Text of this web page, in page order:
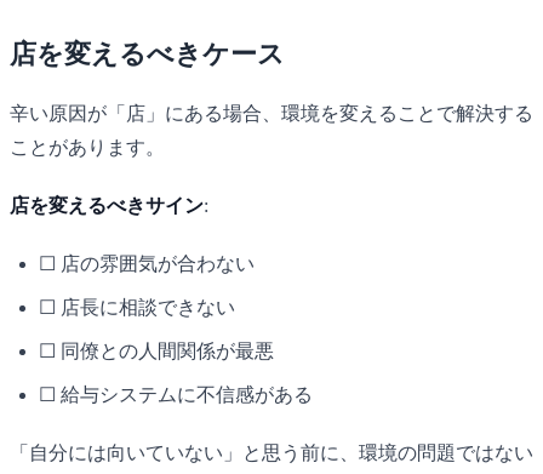
店を変えるべきケース
辛い原因が「店」にある場合、環境を変えることで解決する
ことがあります。
店を変えるべきサイン:
☐ 店の雰囲気が合わない
☐ 店長に相談できない
☐ 同僚との人間関係が最悪
☐ 給与システムに不信感がある
「自分には向いていない」と思う前に、環境の問題ではない